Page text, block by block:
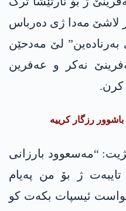
لاشێ مەدا ژی دەرباس
لێ مەدحێن
نەکر و عەفرین
کرن.
رزگار کرییە
“مەسعوود بارزانی
ژ بۆ من پەیام
ئیسپات بکەت کو